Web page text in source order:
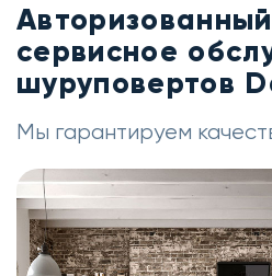
сервисное
шуруповертов
Мы гарантируем